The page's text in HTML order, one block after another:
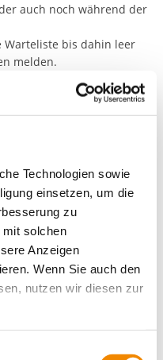
Technologien sowie
einsetzen, um die
zu
solchen
Anzeigen
Wenn Sie auch den
nutzen wir diesen zur
auch noch während der
bis dahin leer
melden.
blauen
Holzwerken u.v.m.
Anmeldeformular dann hier
ab 13 Jahre